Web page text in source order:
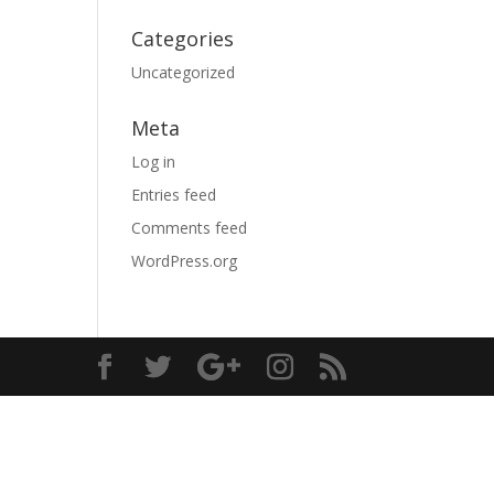
Categories
Uncategorized
Meta
Log in
Entries feed
Comments feed
WordPress.org